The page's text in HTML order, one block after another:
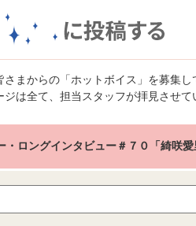
まからの「ホットボイス」を募集
は全て、担当スタッフが拝見させ
・ロングインタビュー＃７０「綺咲愛